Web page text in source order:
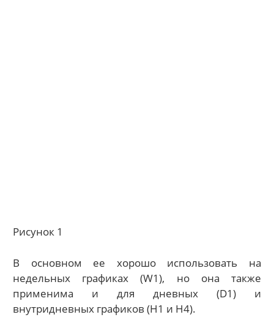
Рисунок 1
В основном ее хорошо использовать на
недельных графиках (W1), но она также
применима и для дневных (D1) и
внутридневных графиков (H1 и H4).